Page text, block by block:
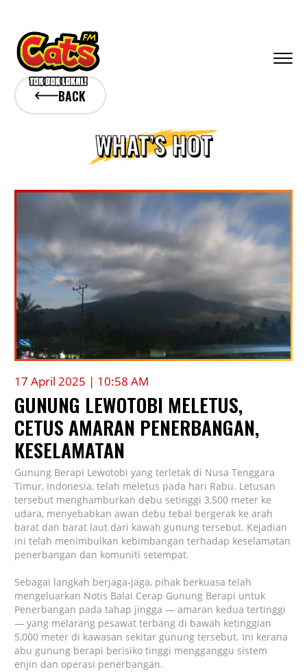
BACK
WHAT’S HOT
17 April 2025 | 10:58 AM
GUNUNG LEWOTOBI MELETUS,
CETUS AMARAN PENERBANGAN,
KESELAMATAN
Gunung Berapi Lewotobi yang terletak di Nusa Tenggara
Timur, Indonesia, telah meletus pada hari Rabu. Letusan
tersebut menghamburkan debu setinggi 3,500 meter ke
udara, menyebabkan awan debu tebal bergerak ke arah
barat dan barat laut dari kawah gunung tersebut. Kejadian
ini telah menimbulkan kebimbangan terhadap keselamatan
penerbangan dan komuniti setempat.
Sebagai langkah berjaga-jaga, pihak berkuasa telah
mengeluarkan Notis Balai Cerap Gunung Berapi untuk
Penerbangan pada tahap jingga — amaran kedua tertinggi
— yang melarang pesawat terbang di bawah ketinggian
5,000 meter di kawasan sekitar gunung tersebut. Ini kerana
abu gunung berapi berisiko tinggi mengganggu sistem
enjin dan operasi penerbangan.